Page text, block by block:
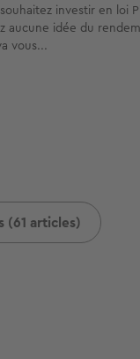
investir en loi
aucune idée du
vous...
(61 articles)